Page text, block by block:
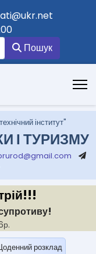
Пошук
інститут"
І ТУРИЗМУ
розклад